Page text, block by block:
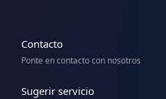
Contacto
Ponte en contacto con nosotros
Sugerir servicio